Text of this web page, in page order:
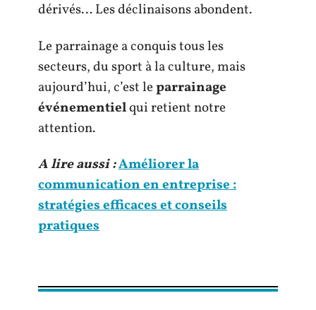
dérivés… Les déclinaisons abondent.
Le parrainage a conquis tous les
secteurs, du sport à la culture, mais
aujourd’hui, c’est leparrainage
événementielqui retient notre
attention.
A lire aussi :Améliorer la
communication en entreprise :
stratégies efficaces et conseils
pratiques